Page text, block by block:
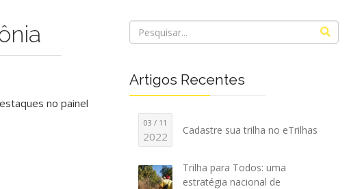
no painel
Artigos Recentes
03 / 11
2022 Cadastre sua trilha no eTrilhas
Trilha para Todos: uma
estratégia nacional de